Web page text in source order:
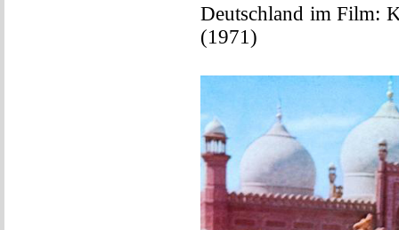
Deutschland im Film:
(1971)